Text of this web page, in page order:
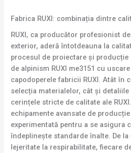
Fabrica RUXI: combinația dintre
RUXI, ca producător profesionist
exterior, aderă întotdeauna la
procesul de proiectare și producție
de alpinism RUXI me3151 cu
capodoperele fabricii RUXI. Atât în
selecția materialelor, cât și
cerințele stricte de calitate ale
echipamente avansate de
experimentată pentru a se asigura
îndeplinește standarde înalte. De la
lejeritate la respirabilitate, fiecare